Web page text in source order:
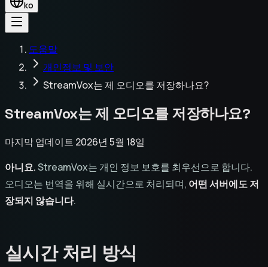
ko
도움말
개인정보 및 보안
StreamVox는 제 오디오를 저장하나요?
StreamVox는 제 오디오를 저장하나요?
마지막 업데이트 2026년 5월 18일
아니요.StreamVox는 개인 정보 보호를 최우선으로 합니다.
오디오는 번역을 위해 실시간으로 처리되며, 어떤 서버에도 저
장되지 않습니다.
실시간 처리 방식